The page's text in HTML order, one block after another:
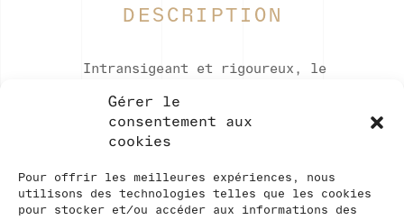
Gérer le
consentement aux
cookies
Pour offrir les meilleures expériences, nous
utilisons des technologies telles que les cookies
pour stocker et/ou accéder aux informations des
DESCRIPTION
Intransigeant et rigoureux, le
Christian Lutz livre depuis plus
de quinze ans des observations
significatives sur la condition
humaine. Ses photographies de
1995 à aujourd’hui, sélectionnées
pour cet ouvrage, se présentent